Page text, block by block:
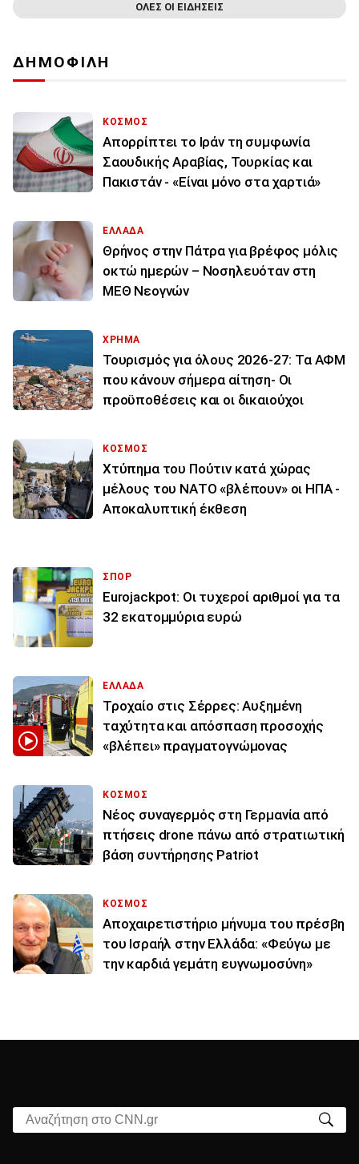
ΟΛΕΣ ΟΙ ΕΙΔΗΣΕΙΣ
ΔΗΜΟΦΙΛΗ
ΚΟΣΜΟΣ
Απορρίπτει το Ιράν τη συμφωνία
Σαουδικής Αραβίας, Τουρκίας και
Πακιστάν - «Είναι μόνο στα χαρτιά»
ΕΛΛΑΔΑ
Θρήνος στην Πάτρα για βρέφος μόλις
οκτώ ημερών – Νοσηλευόταν στη
ΜΕΘ Νεογνών
ΧΡΗΜΑ
Τουρισμός για όλους 2026-27: Τα ΑΦΜ
που κάνουν σήμερα αίτηση- Οι
προϋποθέσεις και οι δικαιούχοι
ΚΟΣΜΟΣ
Χτύπημα του Πούτιν κατά χώρας
μέλους του ΝΑΤΟ «βλέπουν» οι ΗΠΑ -
Αποκαλυπτική έκθεση
ΣΠΟΡ
Eurojackpot: Οι τυχεροί αριθμοί για τα
32 εκατoμμύρια ευρώ
ΕΛΛΑΔΑ
Τροχαίο στις Σέρρες: Αυξημένη
ταχύτητα και απόσπαση προσοχής
«βλέπει» πραγματογνώμονας
ΚΟΣΜΟΣ
Νέος συναγερμός στη Γερμανία από
πτήσεις drone πάνω από στρατιωτική
βάση συντήρησης Patriot
ΚΟΣΜΟΣ
Αποχαιρετιστήριο μήνυμα του πρέσβη
του Ισραήλ στην Ελλάδα: «Φεύγω με
την καρδιά γεμάτη ευγνωμοσύνη»
Αναζήτηση στο CNN.gr